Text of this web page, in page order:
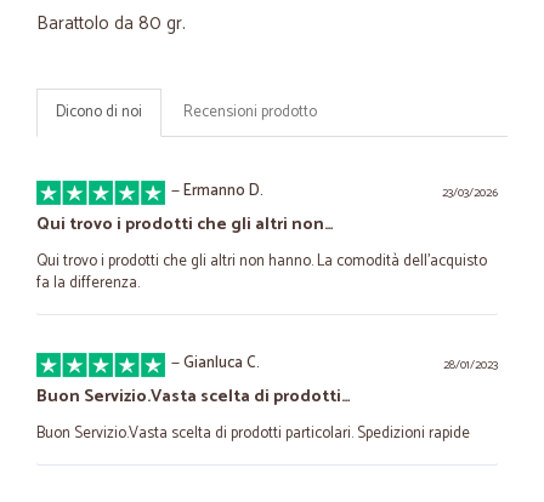
Barattolo da 80 gr.
Dicono di noi Recensioni prodotto
23/03/2026
—Ermanno D.
Qui trovo i prodotti che gli altri non…
Qui trovo i prodotti che gli altri non hanno. La comodità dell'acquisto
fa la differenza.
28/01/2023
—Gianluca C.
Buon Servizio.Vasta scelta di prodotti…
Buon Servizio.Vasta scelta di prodotti particolari. Spedizioni rapide